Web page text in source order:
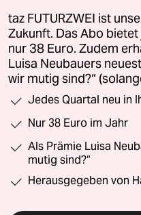
taz FUTURZWEI ist
Zukunft. Das Abo
nur 38 Euro. Zudem
Luisa Neubauers
wir mutig sind?“
Jedes Quartal neu in
Nur 38 Euro im Jahr
Als Prämie Luisa
mutig sind?“
Herausgegeben von